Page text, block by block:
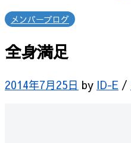
メンバーブログ
全身満足
2014年7月25日 by ID-E /